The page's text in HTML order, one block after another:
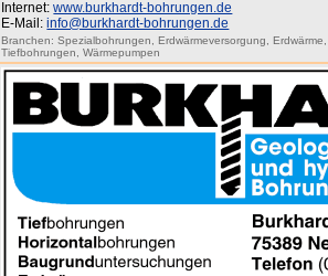
Internet:www.burkhardt-bohrungen.de
E-Mail:info@burkhardt-bohrungen.de
Branchen:Spezialbohrungen ,Erdwärmeversorgung ,Erdwärme
Tiefbohrungen
,Wärmepumpen